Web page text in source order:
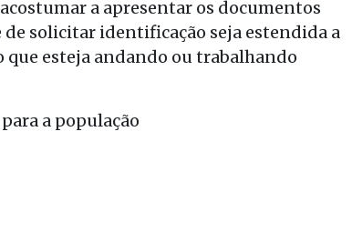
a apresentar os documentos
solicitar identificação seja estendida a
que esteja andando ou trabalhando
a população